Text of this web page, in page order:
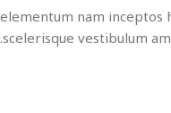
elementum nam
scelerisque vestibulum